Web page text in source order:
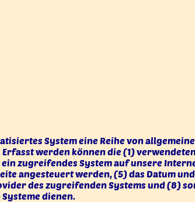
System eine Reihe von
werden können die (1)
zugreifendes System auf unsere
angesteuert werden, (5) das Datum
des zugreifenden Systems und (8)
dienen.